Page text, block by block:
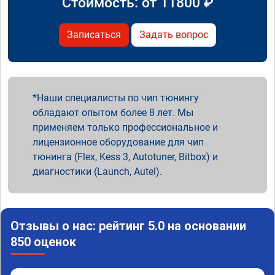
Записаться Задать вопрос
Наши специалисты по чип тюнингу
обладают опытом более 8 лет. Мы
применяем только профессиональное и
лицензионное оборудование для чип
тюнинга (Flex, Kess 3, Autotuner, Bitbox) и
диагностики (Launch, Autel).
Отзывы о нас: рейтинг 5.0 на основании
850 оценок